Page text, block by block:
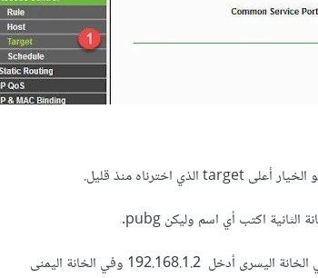
ثم أدخل نطاق عناوين الـ IP لديك في الشبكة في الخانة اليسرى أدخل 192.168.1.2 وفي الخانة اليمنى